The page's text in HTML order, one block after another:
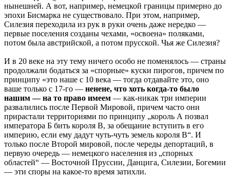
нынешней. А вот, например, немецкой границы примерно до
эпохи Бисмарка не существовало. При этом, например,
Силезия переходила из рук в руки очень даже нередко —
первые поселения созданы чехами, «освоена» поляками,
потом была австрийской, а потом прусской. Чья же Силезия?
И в 20 веке на эту тему ничего особо не поменялось — страны
продолжали бодаться за «спорные» куски пирогов, причем по
принципу «это наше с 10 века — тогда отдавайте это, оно
ваше только с 17-го — ненене, что хоть когда-то было
нашим — на то право имеем — как-никак три империи
развалились после Первой Мировой, причем часто они
прирастали территориями по принципу „король А позвал
императора Б бить короля В, за обещание вступить в его
империю, если ему дадут чуть-чуть земель короля В“. И
только после Второй мировой, после череды депортаций, в
первую очередь — немецкого населения из „спорных
областей“ — Восточной Пруссии, Данцига, Силезии, Богемии
— эти споры на какое-то время затихли.